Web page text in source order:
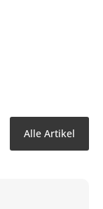
Alle Artikel